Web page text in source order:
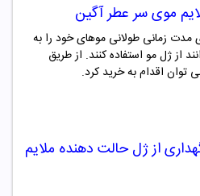
موی سر عطر آگین
مدت زمانی طولانی موهای خود را به
از ژل مو استفاده کنند. از طریق
توان اقدام به خرید کرد.
ازژل حالت دهنده ملایم